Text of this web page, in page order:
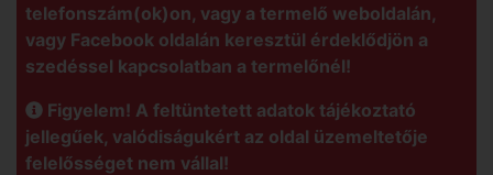
telefonszám(ok)on, vagy a termelő weboldalán,
vagy Facebook oldalán keresztül érdeklődjön a
szedéssel kapcsolatban a termelőnél!
Figyelem! A feltüntetett adatok tájékoztató
jellegűek, valódiságukért az oldal üzemeltetője
felelősséget nem vállal!